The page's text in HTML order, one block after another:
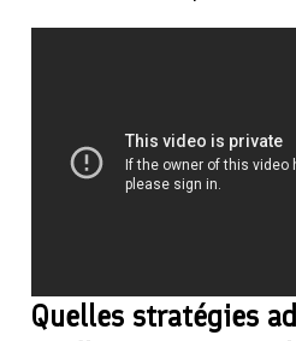
Quelles stratégies